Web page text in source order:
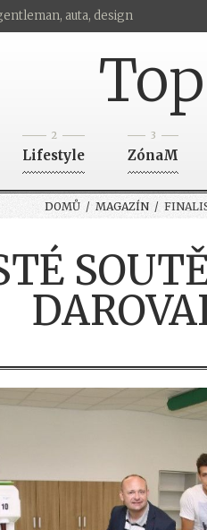
auta, design
2
Lifestyle
3
ZónaM
DOMŮ / MAGAZÍN /